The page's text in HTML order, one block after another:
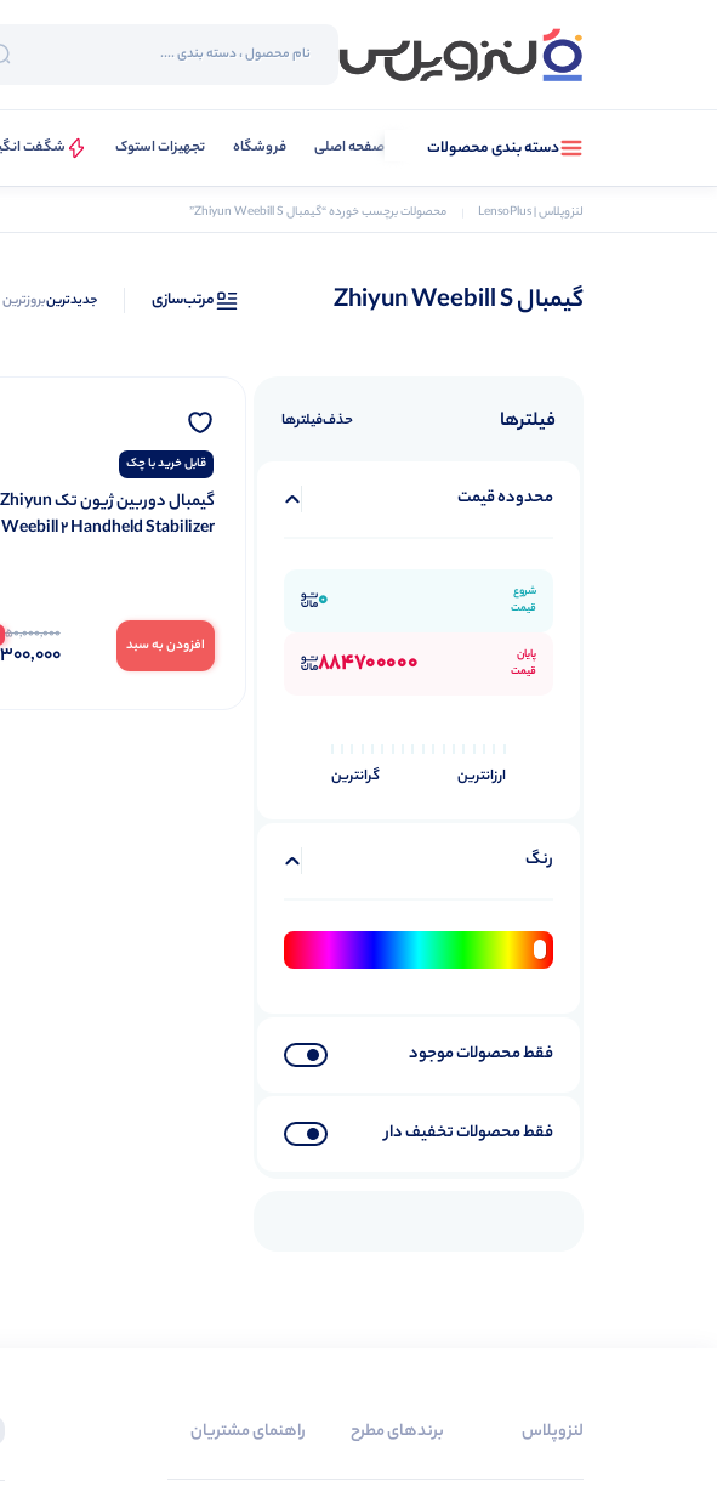
دسته بندی محصولات صفحه اصلی فروشگاه تجهیزات استوک شگفت
لنزوپلاس | LensoPlus محصولات برچسب خورده “گیمبال Zhiyun Weebill S”
گیمبال Zhiyun Weebill S
فیلترها حذف‌فیلتر‌ها
محدوده قیمت
شروع
قیمت
0
پایان
قیمت
884700000
ارزانترین گرانترین
رنگ
فقط محصولات موجود
فقط محصولات تخفیف دار
مرتب‌سازی جدیدترین
گیمبال دوربین ژیون تک Zhiyun
Weebill 2 Handheld Stabilizer
افزودن به سبد 50,000,000
قابل خرید با چک
لنزوپلاس برندهای مطرح راهنمای مشتریان